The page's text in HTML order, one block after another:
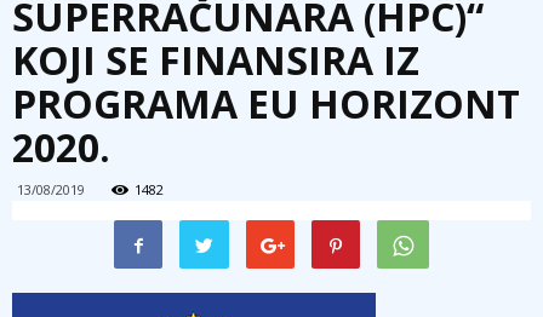
SUPERRAČUNARA (HPC)“
KOJI SE FINANSIRA IZ
PROGRAMA EU HORIZONT
2020.
13/08/2019 1482